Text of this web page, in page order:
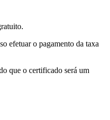
efetuar o pagamento da taxa
que o certificado será um